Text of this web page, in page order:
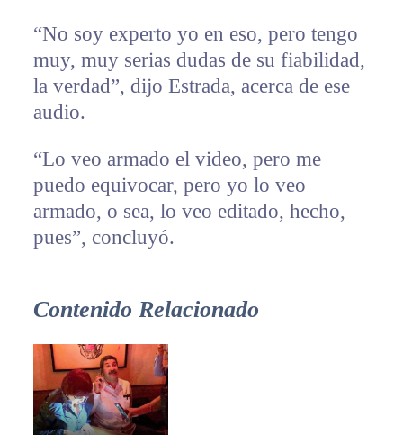
“No soy experto yo en eso, pero tengo
muy, muy serias dudas de su fiabilidad,
la verdad”, dijo Estrada, acerca de ese
audio.
“Lo veo armado el video, pero me
puedo equivocar, pero yo lo veo
armado, o sea, lo veo editado, hecho,
pues”, concluyó.
Contenido Relacionado